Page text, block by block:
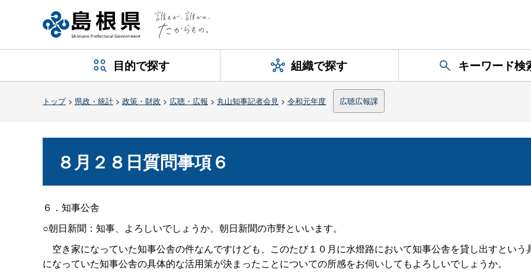
目的で探す 組織で探す キーワード検
トップ> 県政・統計 > 政策・財政 > 広聴・広報 > 丸山知事記者会見 > 令和元年度 広聴広報課
８月２８日質問事項６
６．知事公舎
○朝日新聞：知事、よろしいでしょうか。朝日新聞の市野といいます。
空き家になっていた知事公舎の件なんですけども、このたび１０月に水燈路において知事公舎を貸し出すとい
になっていた知事公舎の具体的な活用策が決まったことについての所感をお伺いしてもよろしいでしょうか。